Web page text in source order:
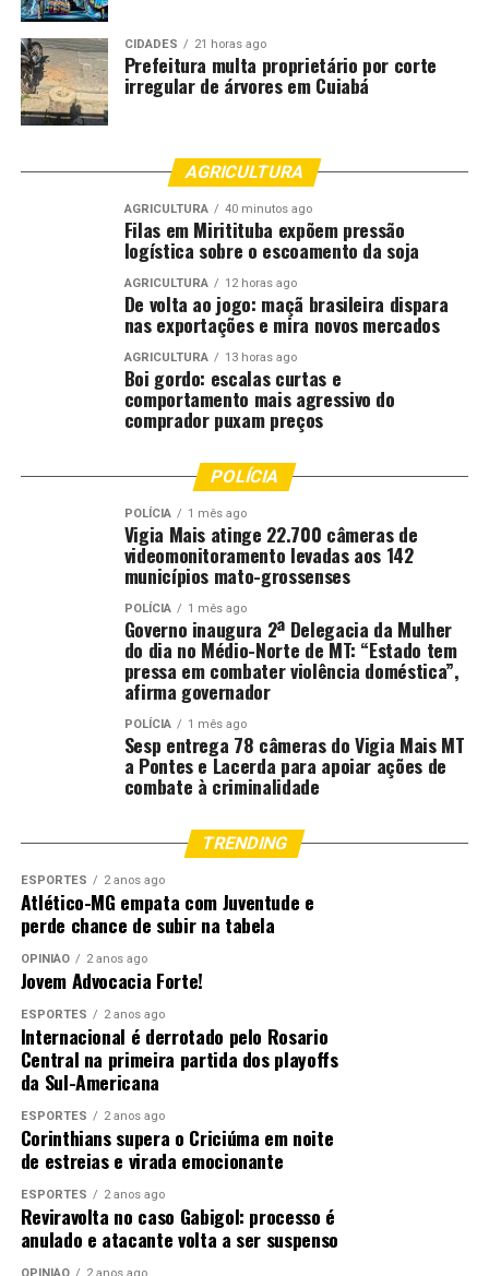
CIDADES 21 horas ago
Prefeitura multa proprietário por corte
irregular de árvores em Cuiabá
AGRICULTURA
AGRICULTURA 40 minutos ago
Filas em Miritituba expõem pressão
logística sobre o escoamento da soja
AGRICULTURA 12 horas ago
De volta ao jogo: maçã brasileira dispara
nas exportações e mira novos mercados
AGRICULTURA 13 horas ago
Boi gordo: escalas curtas e
comportamento mais agressivo do
comprador puxam preços
POLÍCIA
POLÍCIA 1 mês ago
Vigia Mais atinge 22.700 câmeras de
videomonitoramento levadas aos 142
municípios mato-grossenses
POLÍCIA 1 mês ago
Governo inaugura 2ª Delegacia da Mulher
do dia no Médio-Norte de MT: “Estado tem
pressa em combater violência doméstica”,
afirma governador
POLÍCIA 1 mês ago
Sesp entrega 78 câmeras do Vigia Mais MT
a Pontes e Lacerda para apoiar ações de
combate à criminalidade
TRENDING
ESPORTES 2 anos ago
Atlético-MG empata com Juventude e
perde chance de subir na tabela
OPINIÃO 2 anos ago
Jovem Advocacia Forte!
ESPORTES 2 anos ago
Internacional é derrotado pelo Rosario
Central na primeira partida dos playoffs
da Sul-Americana
ESPORTES 2 anos ago
Corinthians supera o Criciúma em noite
de estreias e virada emocionante
ESPORTES 2 anos ago
Reviravolta no caso Gabigol: processo é
anulado e atacante volta a ser suspenso